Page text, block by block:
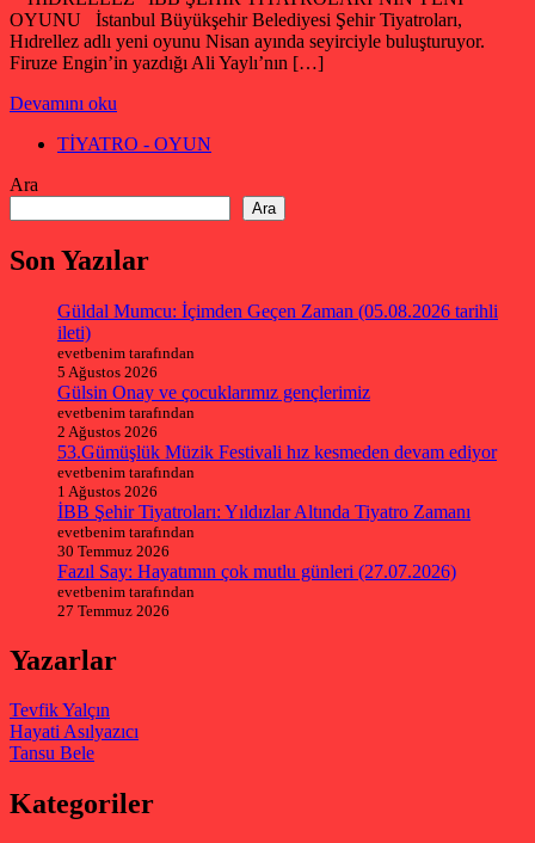
OYUNU İstanbul Büyükşehir Belediyesi Şehir Tiyatroları,
Hıdrellez adlı yeni oyunu Nisan ayında seyirciyle buluşturuyor.
Firuze Engin’in yazdığı Ali Yaylı’nın […]
Devamını oku
TİYATRO - OYUN
Ara
Ara
Son Yazılar
Güldal Mumcu: İçimden Geçen Zaman (05.08.2026 tarihli
ileti)
evetbenim tarafından
5 Ağustos 2026
Gülsin Onay ve çocuklarımız gençlerimiz
evetbenim tarafından
2 Ağustos 2026
53.Gümüşlük Müzik Festivali hız kesmeden devam ediyor
evetbenim tarafından
1 Ağustos 2026
İBB Şehir Tiyatroları: Yıldızlar Altında Tiyatro Zamanı
evetbenim tarafından
30 Temmuz 2026
Fazıl Say: Hayatımın çok mutlu günleri (27.07.2026)
evetbenim tarafından
27 Temmuz 2026
Yazarlar
Tevfik Yalçın
Hayati Asılyazıcı
Tansu Bele
Kategoriler